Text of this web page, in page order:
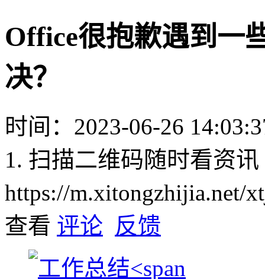
Office很抱歉遇到一
决？
时间：2023-06-26
1. 扫描二维码随时看资讯
https://m.xitongzhijia.net/
查看 评论 反馈